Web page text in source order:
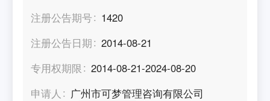
注册公告期号
1420
注册公告日期
2014-08-21
专用权期限
2014-08-21-2024-08-20
申请人
广州市可梦管理咨询有限公司